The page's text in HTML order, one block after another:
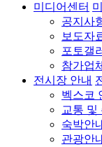
미디어센터
공지사
보도자
포토갤
참가업
전시장 안내
벡스코
교통 및
숙박안
관광안